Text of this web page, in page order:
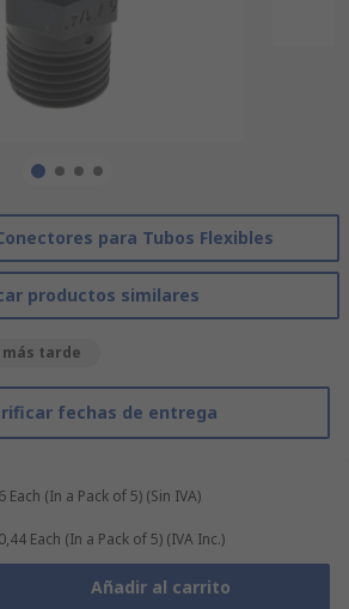
para Tubos Flexibles
productos similares
tarde
fechas de entrega
Each (In a Pack of 5) (Sin IVA)
Each (In a Pack of 5) (IVA Inc.)
Añadir al carrito